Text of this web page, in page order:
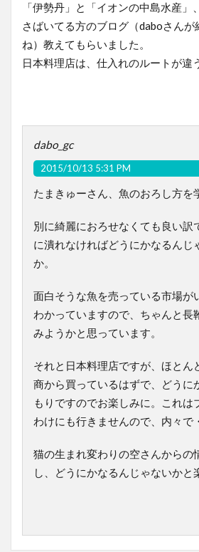
「伊勢丹」と「イオンの中島水産」
さばいてる方のブログ（daboさんが
ね）教えてもらいました。
日本料理店は、仕入れのルートが違
dabo_gc
2015/10/13 5:31 PM
たまきゅーさん、魚のおろし方を
別に綺麗におろせなくても良い訳
に潰れなければどうにかなるんじ
か。
面白そうな魚を売っている市場が
わかっていますので、ちゃんと長
みようかと思っています。
それと日本料理店ですが、ほとん
商から買っているはずで、どうに
もりですのでお楽しみに。これは
わけにも行きませんので、内々で
猫の生まれ変わりの空さんからの
し、どうにかなるんじゃないかと